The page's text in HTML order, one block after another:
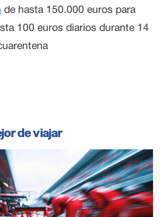
de hasta 150.000 euros para
100 euros diarios durante 14
de viajar